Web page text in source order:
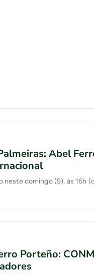
Abel
neste domingo (9), às 16h
Porteño: